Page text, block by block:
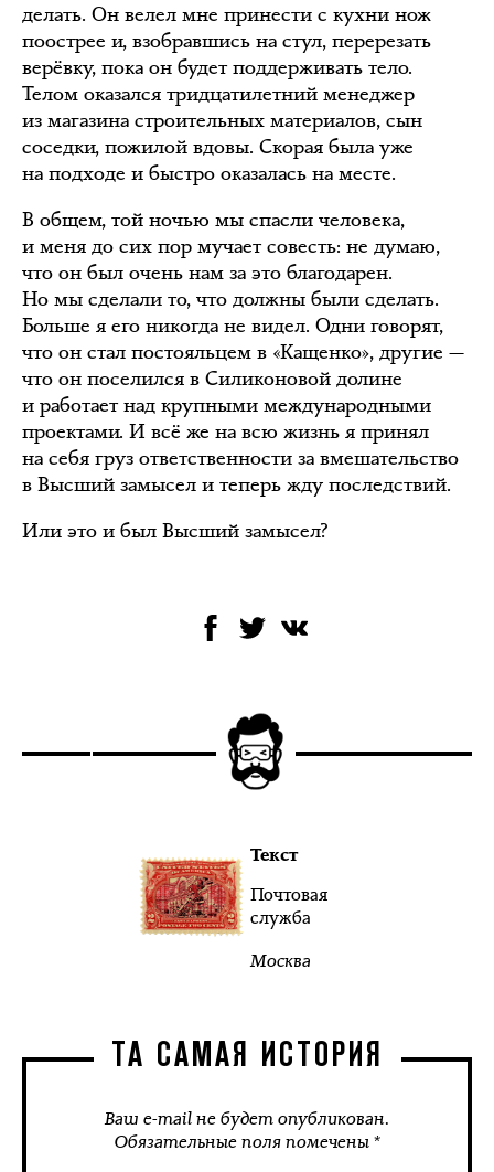
делать. Он велел мне принести с кухни нож
поострее и, взобравшись на стул, перерезать
верёвку, пока он будет поддерживать тело.
Телом оказался тридцатилетний менеджер
из магазина строительных материалов, сын
соседки, пожилой вдовы. Скорая была уже
на подходе и быстро оказалась на месте.
В общем, той ночью мы спасли человека,
и меня до сих пор мучает совесть: не думаю,
что он был очень нам за это благодарен.
Но мы сделали то, что должны были сделать.
Больше я его никогда не видел. Одни говорят,
что он стал постояльцем в «Кащенко», другие —
что он поселился в Силиконовой долине
и работает над крупными международными
проектами. И всё же на всю жизнь я принял
на себя груз ответственности за вмешательство
в Высший замысел и теперь жду последствий.
Или это и был Высший замысел?
Текст
Почтовая
служба
Москва
ТА САМАЯ ИСТОРИЯ
Ваш e-mail не будет опубликован.
Обязательные поля помечены *